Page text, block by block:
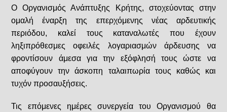
Ο Οργανισμός Ανάπτυξης Κρήτης, στοχεύοντας στην
ομαλή έναρξη της επερχόμενης νέας αρδευτικής
περιόδου, καλεί τους καταναλωτές που έχουν
ληξιπρόθεσμες οφειλές λογαριασμών άρδευσης να
φροντίσουν άμεσα για την εξόφλησή τους ώστε να
αποφύγουν την άσκοπη ταλαιπωρία τους καθώς και
τυχόν προσαυξήσεις.
Τις επόμενες ημέρες συνεργεία του Οργανισμού θα